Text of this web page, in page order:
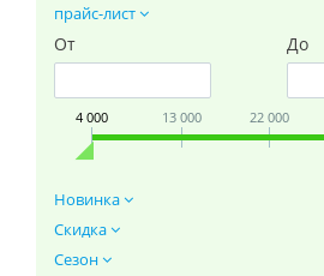
прайс-лист
От До
4 000 13 000 22 000
Новинка
Скидка
Сезон